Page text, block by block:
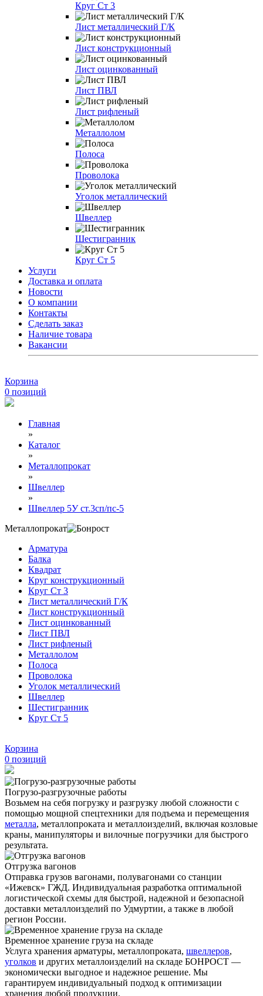
Круг Ст 3
Лист металлический Г/К
Лист конструкционный
Лист оцинкованный
Лист ПВЛ
Лист рифленый
Металлолом
Полоса
Проволока
Уголок металлический
Швеллер
Шестигранник
Круг Ст 5
Услуги
Доставка и оплата
Новости
О компании
Контакты
Сделать заказ
Наличие товара
Вакансии
Корзина
0 позиций
Главная
»
Каталог
»
Металлопрокат
»
Швеллер
»
Швеллер 5У ст.3сп/пс-5
Металлопрокат
Арматура
Балка
Квадрат
Круг конструкционный
Круг Ст 3
Лист металлический Г/К
Лист конструкционный
Лист оцинкованный
Лист ПВЛ
Лист рифленый
Металлолом
Полоса
Проволока
Уголок металлический
Швеллер
Шестигранник
Круг Ст 5
Корзина
0 позиций
Погрузо-разгрузочные работы
Возьмем на себя погрузку и разгрузку любой сложности с
помощью мощной спецтехники для подъема и перемещения
металла, металлопроката и металлоизделий, включая козловые
краны, манипуляторы и вилочные погрузчики для быстрого
результата.
Отгрузка вагонов
Отправка грузов вагонами, полувагонами со станции
«Ижевск» ГЖД. Индивидуальная разработка оптимальной
логистической схемы для быстрой, надежной и безопасной
доставки металлоизделий по Удмуртии, а также в любой
регион России.
Временное хранение груза на складе
Услуга хранения арматуры, металлопроката, швеллеров,
уголков и других металлоизделий на складе БОНРОСТ —
экономически выгодное и надежное решение. Мы
гарантируем индивидуальный подход к оптимизации
хранения любой продукции.